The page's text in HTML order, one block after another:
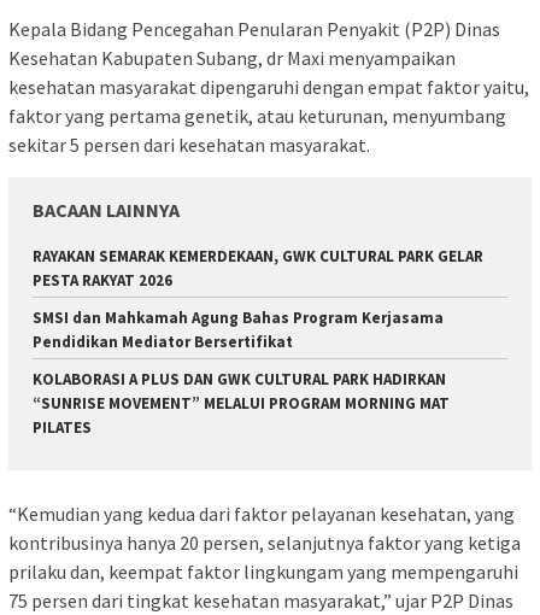
Kepala Bidang Pencegahan Penularan Penyakit (P2P) Dinas
Kesehatan Kabupaten Subang, dr Maxi menyampaikan
kesehatan masyarakat dipengaruhi dengan empat faktor yaitu,
faktor yang pertama genetik, atau keturunan, menyumbang
sekitar 5 persen dari kesehatan masyarakat.
BACAAN LAINNYA
RAYAKAN SEMARAK KEMERDEKAAN, GWK CULTURAL PARK GELAR
PESTA RAKYAT 2026
SMSI dan Mahkamah Agung Bahas Program Kerjasama
Pendidikan Mediator Bersertifikat
KOLABORASI A PLUS DAN GWK CULTURAL PARK HADIRKAN
“SUNRISE MOVEMENT” MELALUI PROGRAM MORNING MAT
PILATES
“Kemudian yang kedua dari faktor pelayanan kesehatan, yang
kontribusinya hanya 20 persen, selanjutnya faktor yang ketiga
prilaku dan, keempat faktor lingkungam yang mempengaruhi
75 persen dari tingkat kesehatan masyarakat,” ujar P2P Dinas